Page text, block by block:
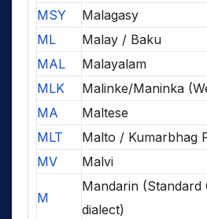
MSY
Malagasy
ML
Malay / Baku
MAL
Malayalam
MLK
Malinke/Maninka
MA
Maltese
MLT
Malto / Kumarbhag
MV
Malvi
M
Mandarin (Standard
dialect)